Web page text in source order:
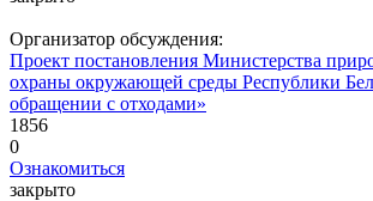
Организатор обсуждения:
Проект постановления Министерства
охраны окружающей среды Республики
обращении с отходами»
1856
0
Ознакомиться
закрыто